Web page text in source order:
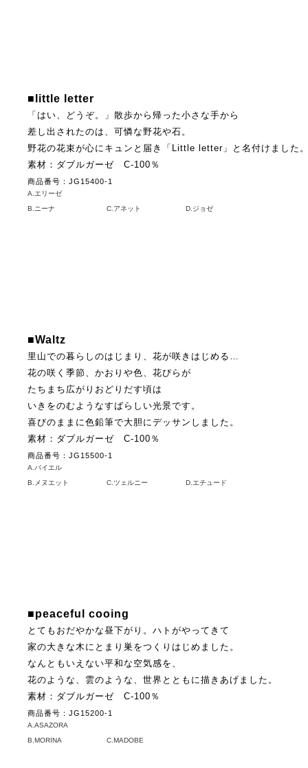
■little letter
「はい、どうぞ。」散歩から帰った小さな手から
差し出されたのは、可憐な野花や石。
野花の花束が心にキュンと届き「Little letter」と名付けました
素材：ダブルガーゼ C-100％
商品番号：JG15400-1
A.エリーゼ
B.ニーナ
C.アネット D.ジョゼ
■Waltz
里山での暮らしのはじまり、花が咲きはじめる…
花の咲く季節、かおりや色、花びらが
たちまち広がりおどりだす頃は
いきをのむようなすばらしい光景です。
喜びのままに色鉛筆で大胆にデッサンしました。
素材：ダブルガーゼ C-100％
商品番号：JG15500-1
A.バイエル
B.メヌエット
C.ツェルニー D.エチュード
■peaceful cooing
とてもおだやかな昼下がり。ハトがやってきて
家の大きな木にとまり巣をつくりはじめました。
なんともいえない平和な空気感を、
花のような、雲のような、世界とともに描きあげました。
素材：ダブルガーゼ C-100％
商品番号：JG15200-1
A.ASAZORA
B.MORINA
C.MADOBE